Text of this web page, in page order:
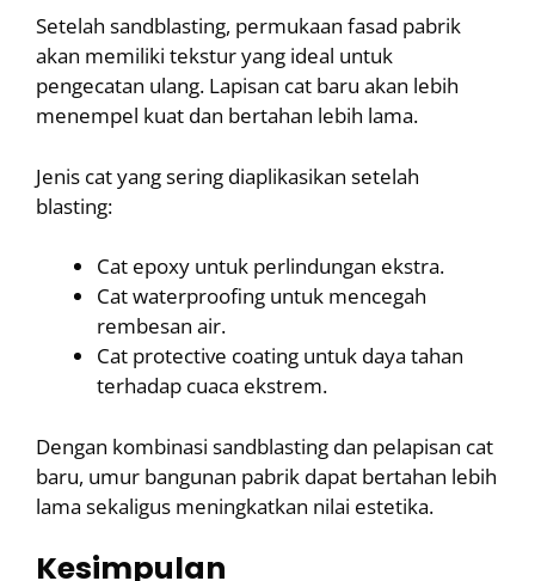
Setelah sandblasting, permukaan fasad pabrik
akan memiliki tekstur yang ideal untuk
pengecatan ulang. Lapisan cat baru akan lebih
menempel kuat dan bertahan lebih lama.
Jenis cat yang sering diaplikasikan setelah
blasting:
Cat epoxy untuk perlindungan ekstra.
Cat waterproofing untuk mencegah
rembesan air.
Cat protective coating untuk daya tahan
terhadap cuaca ekstrem.
Dengan kombinasi sandblasting dan pelapisan cat
baru, umur bangunan pabrik dapat bertahan lebih
lama sekaligus meningkatkan nilai estetika.
Kesimpulan